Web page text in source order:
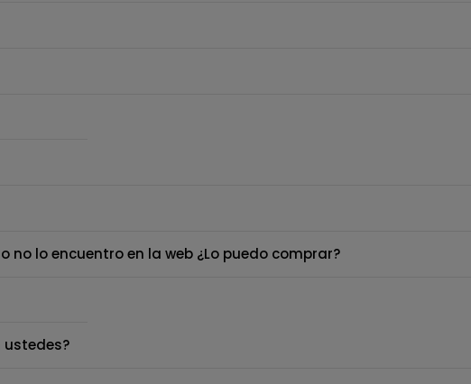
lo encuentro en la web ¿Lo puedo comprar?